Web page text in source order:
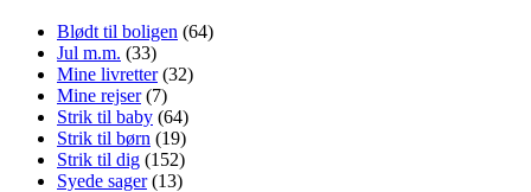
Blødt til boligen (64)
Jul m.m. (33)
Mine livretter(32)
Mine rejser(7)
Strik til baby (64)
Strik til børn (19)
Strik til dig (152)
Syede sager(13)